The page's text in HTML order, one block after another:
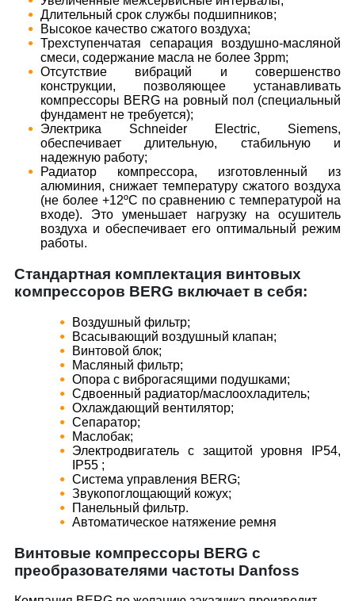
​Длительный срок службы подшипников;
​Высокое качество сжатого воздуха;
​Трехступенчатая сепарация воздушно-масляной
смеси, содержание масла не более 3ppm;
​Отсутствие вибраций и совершенство
конструкции, позволяющее устанавливать
компрессоры BERG на ровный пол (специальный
фундамент не требуется);
​Электрика Schneider Electric, Siemens,
обеспечивает длительную, стабильную и
надежную работу;
​Радиатор компрессора, изготовленный из
алюминия, снижает температуру сжатого воздуха
(не более +12ºС по сравнению с температурой на
входе). Это уменьшает нагрузку на осушитель
воздуха и обеспечивает его оптимальный режим
работы.
Стандартная комплектация винтовых
компрессоров BERG включает в себя:
Воздушный фильтр;
Всасывающий воздушный клапан;
Винтовой блок;
Масляный фильтр;
Опора с виброгасящими подушками;
Сдвоенный радиатор/маслоохладитель;
Охлаждающий вентилятор;
Сепаратор;
Маслобак;
Электродвигатель с защитой уровня IP54,
IP55 ;
Система управления BERG;
Звукопоглощающий кожух;
Панельный фильтр.
Автоматическое натяжение ремня
Винтовые компрессоры BERG с
преобразователями частоты Danfoss